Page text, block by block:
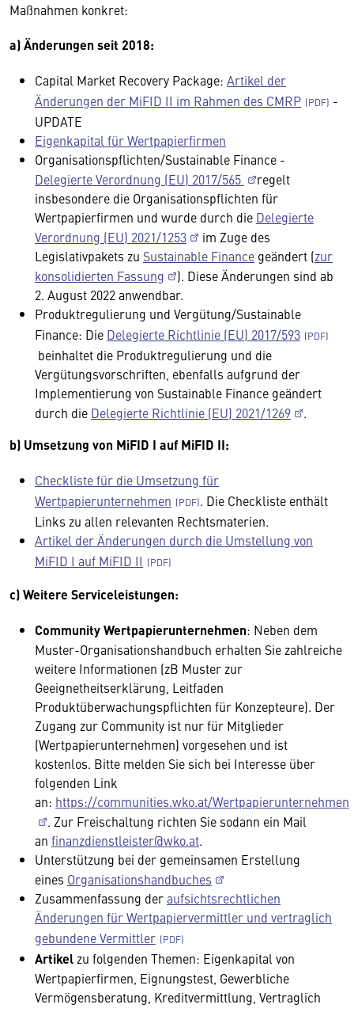
Maßnahmen konkret:
a) Änderungen seit 2018:
Capital Market Recovery Package: Artikel der
Änderungen der MiFID II im Rahmen des CMRP
-
UPDATE
Eigenkapital für Wertpapierfirmen
Organisationspflichten/Sustainable Finance -
Delegierte Verordnung (EU) 2017/565
regelt
insbesondere die Organisationspflichten für
Wertpapierfirmen und wurde durch die Delegierte
Verordnung (EU) 2021/1253
im Zuge des
Legislativpakets zu Sustainable Finance geändert (zur
konsolidierten Fassung
). Diese Änderungen sind ab
2. August 2022 anwendbar.
Produktregulierung und Vergütung/Sustainable
Finance: Die Delegierte Richtlinie (EU) 2017/593
beinhaltet die Produktregulierung und die
Vergütungsvorschriften, ebenfalls aufgrund der
Implementierung von Sustainable Finance geändert
durch die Delegierte Richtlinie (EU) 2021/1269 .
b) Umsetzung von MiFID I auf MiFID II:
Checkliste für die Umsetzung für
Wertpapierunternehmen
. Die Checkliste enthält
Links zu allen relevanten Rechtsmaterien.
Artikel der Änderungen durch die Umstellung von
MiFID I auf MiFID II
c) Weitere Serviceleistungen:
Community Wertpapierunternehmen: Neben dem
Muster-Organisationshandbuch erhalten Sie zahlreiche
weitere Informationen (zB Muster zur
Geeignetheitserklärung, Leitfaden
Produktüberwachungspflichten für Konzepteure). Der
Zugang zur Community ist nur für Mitglieder
(Wertpapierunternehmen) vorgesehen und ist
kostenlos. Bitte melden Sie sich bei Interesse über
folgenden Link
an: https://communities.wko.at/Wertpapierunternehmen
. Zur Freischaltung richten Sie sodann ein Mail
an finanzdienstleister@wko.at.
Unterstützung bei der gemeinsamen Erstellung
eines Organisationshandbuches
Zusammenfassung deraufsichtsrechtlichen
Änderungen für Wertpapiervermittler und vertraglich
gebundene Vermittler
Artikel zu folgenden Themen: Eigenkapital von
Wertpapierfirmen, Eignungstest, Gewerbliche
Vermögensberatung, Kreditvermittlung, Vertraglich